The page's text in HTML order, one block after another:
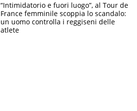
“Intimidatorio e fuori luogo”, al Tour de
France femminile scoppia lo scandalo:
un uomo controlla i reggiseni delle
atlete